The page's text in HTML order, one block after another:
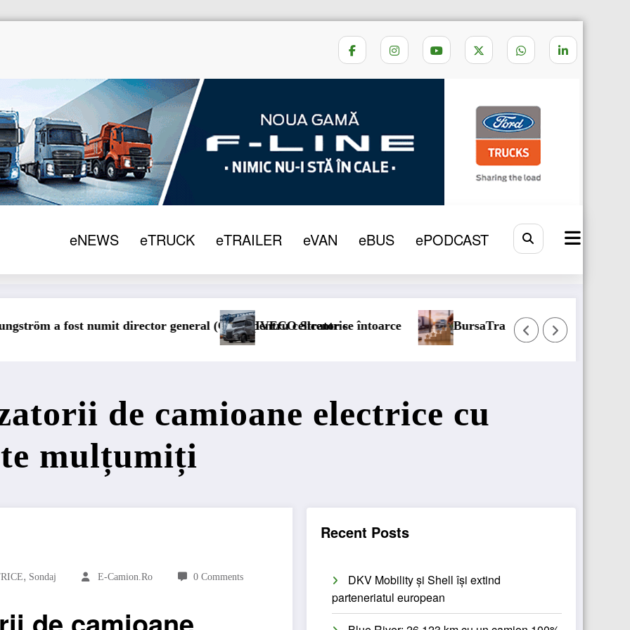
eNEWS eTRUCK eTRAILER eVAN eBUS ePODCAST
93% dintre utilizatorii de camioane electrice cu baterii sunt foarte mulțumiți
(CFO) pentru cellcentric
IVECO Strator se întoarce BursaTransport/123cargo introduce o nouă funcționalitateDaimler
de camioane electrice cu
mulțumiți
, Sondaj E-Camion.ro 0 Comments
Recent Posts
DKV Mobility și Shell își extind
parteneriatul european